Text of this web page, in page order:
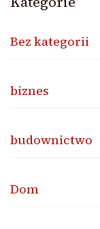
Bez kategorii
biznes
budownictwo
Dom